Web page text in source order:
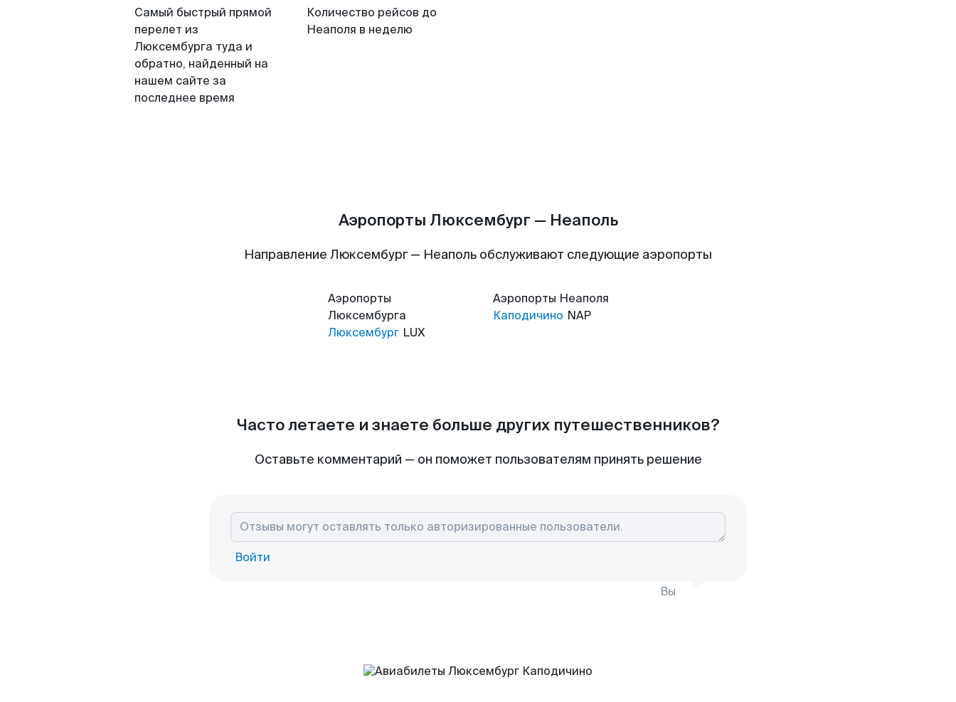
Самый быстрый прямой
перелет из
Люксембурга туда и
обратно, найденный на
нашем сайте за
последнее время
Количество рейсов до
Неаполя в неделю
Аэропорты Люксембург — Неаполь
Направление Люксембург — Неаполь обслуживают следующие аэропорты
Аэропорты
Люксембурга
Люксембург LUX
Аэропорты Неаполя
Каподичино NAP
Часто летаете и знаете больше других путешественников?
Оставьте комментарий — он поможет пользователям принять решение
Войти
Вы